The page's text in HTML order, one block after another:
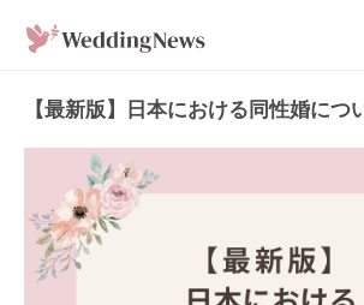
【最新版】日本における同性婚に